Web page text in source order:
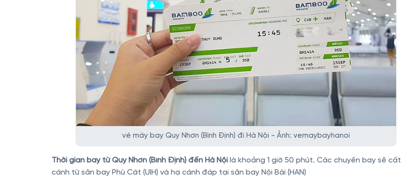
vé máy bay Quy Nhơn (Bình Định) đi Hà Nội - Ảnh: vemaybayhanoi
Thời gian bay từ Quy Nhơn (Bình Định) đến Hà Nội là khoảng 1 giờ 50 phút. Các chuyến bay sẽ cất
cánh từ sân bay Phù Cát (UIH) và hạ cánh đáp tại sân bay Nội Bài (HAN)